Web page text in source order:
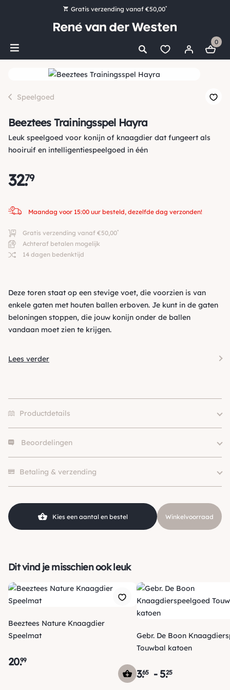
Gratis verzending vanaf €50,00*
Bestel nu, betaal later met Klarna
Ruim 16.000 artikelen op voorraad
0
Speelgoed
Beeztees Trainingsspel Hayra
Leuk speelgoed voor konijn of knaagdier dat fungeert als
hooiruif en intelligentiespeelgoed in één
32.
79
Maandag voor 15:00 uur besteld, dezelfde dag verzonden!
Gratis verzending vanaf €50,00*
Achteraf betalen mogelijk
14 dagen bedenktijd
Deze toren staat op een stevige voet, die voorzien is van
enkele gaten met houten ballen erboven. Je kunt in de gaten
beloningen stoppen, die jouw konijn onder de ballen
vandaan moet zien te krijgen.
Lees verder
Productdetails
Merk
SKU
210000004279
Beoordelingen
Betaling & verzending
Kies een aantal en bestel Winkelvoorraad
Dit vind je misschien ook leuk
Beeztees Nature Knaagdier
Speelmat
20.99
Gebr. De Boon
Touwbal katoen
3.65 -5.25